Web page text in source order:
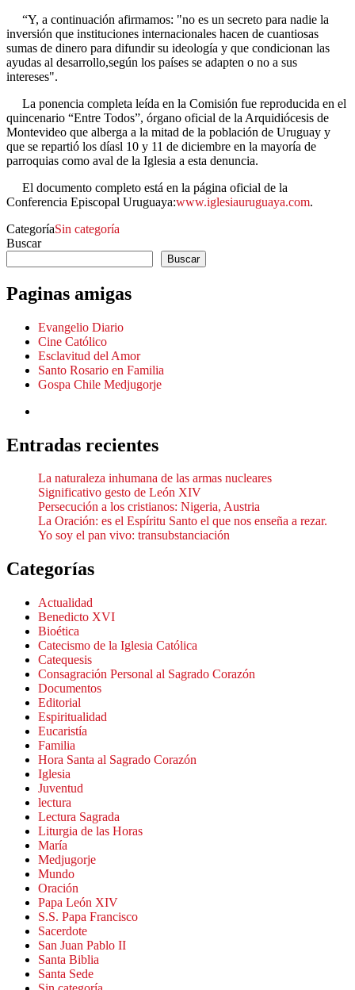
“Y, a continuación afirmamos: "no es un secreto para nadie la
inversión que instituciones internacionales hacen de cuantiosas
sumas de dinero para difundir su ideología y que condicionan las
ayudas al desarrollo,según los países se adapten o no a sus
intereses".
La ponencia completa leída en la Comisión fue reproducida en el
quincenario “Entre Todos”, órgano oficial de la Arquidiócesis de
Montevideo que alberga a la mitad de la población de Uruguay y
que se repartió los díasl 10 y 11 de diciembre en la mayoría de
parroquias como aval de la Iglesia a esta denuncia.
El documento completo está en la página oficial de la
Conferencia Episcopal Uruguaya:www.iglesiauruguaya.com.
CategoríaSin categoría
Buscar
Buscar
Paginas amigas
Evangelio Diario
Cine Católico
Esclavitud del Amor
Santo Rosario en Familia
Gospa Chile Medjugorje
Entradas recientes
La naturaleza inhumana de las armas nucleares
Significativo gesto de León XIV
Persecución a los cristianos: Nigeria, Austria
La Oración: es el Espíritu Santo el que nos enseña a rezar.
Yo soy el pan vivo: transubstanciación
Categorías
Actualidad
Benedicto XVI
Bioética
Catecismo de la Iglesia Católica
Catequesis
Consagración Personal al Sagrado Corazón
Documentos
Editorial
Espiritualidad
Eucaristía
Familia
Hora Santa al Sagrado Corazón
Iglesia
Juventud
lectura
Lectura Sagrada
Liturgia de las Horas
María
Medjugorje
Mundo
Oración
Papa León XIV
S.S. Papa Francisco
Sacerdote
San Juan Pablo II
Santa Biblia
Santa Sede